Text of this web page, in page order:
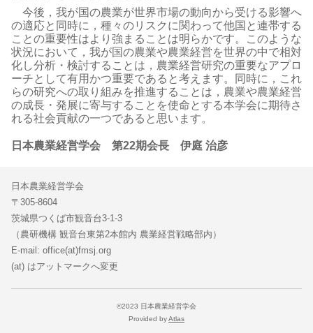
今後，我が国の農業が世界市場の動向から受ける影響へ
の適応と同時に，種々のリスクに関わって他国と連帯する
ことの重要性はより強まることは明らかです。このような
状況において，我が国の農業や農業経営を世界の中で相対
化し分析・検討することは，農業経営研究の重要なアプロ
ーチとして有用かつ重要であると考えます。同時に，これ
らの研究への取り組みを推進することは，農業や農業経営
の成長・発展に寄与することを使命とする本学会に期待さ
れる社会貢献の一つであると思います。
日本農業経営学会 第22期会長 伊庭 治彦
日本農業経営学会
〒305-8604
茨城県つくば市観音台3-1-3
（農研機構 観音台東第2本館内 農業経営戦略部内）
E-mail: office(at)fmsj.org
(at) はアットマークへ変更
©2023 日本農業経営学会
Provided byAtlas